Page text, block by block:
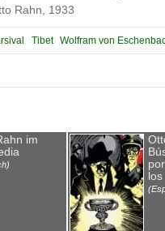
Rahn, 1933
Tibet Wolfram von
im